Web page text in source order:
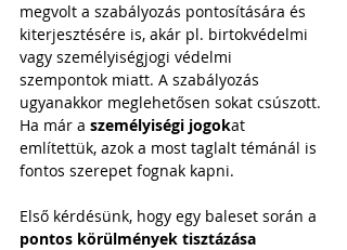
megvolt a szabályozás pontosítására és
kiterjesztésére is, akár pl. birtokvédelmi
vagy személyiségjogi védelmi
szempontok miatt. A szabályozás
ugyanakkor meglehetősen sokat csúszott.
Ha már a személyiségi jogokat
említettük, azok a most taglalt témánál is
fontos szerepet fognak kapni.
Első kérdésünk, hogy egy baleset során a
pontos körülmények tisztázása